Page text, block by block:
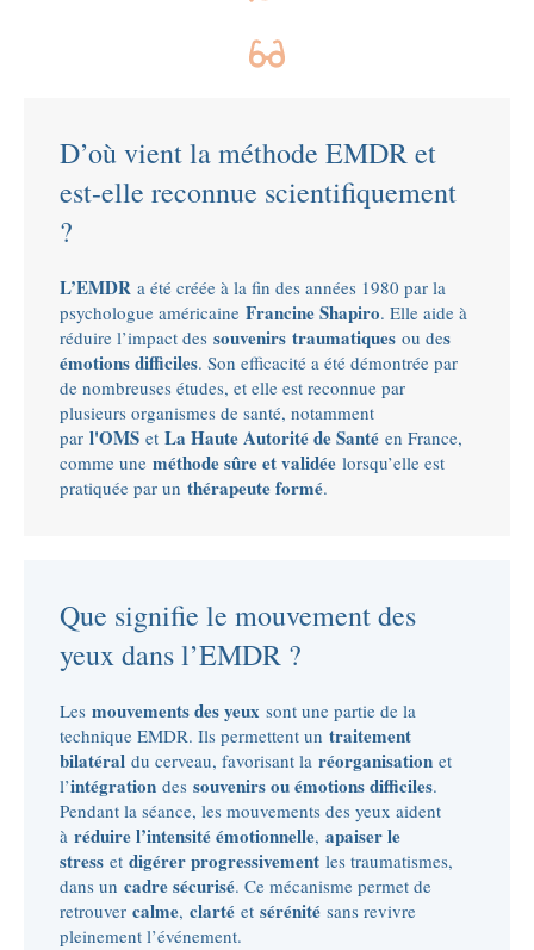
D’où vient la méthode EMDR et
est-elle reconnue scientifiquement
?
L’EMDR a été créée à la fin des années 1980 par la
psychologue américaine Francine Shapiro. Elle aide à
réduire l’impact des souvenirs traumatiques ou des
émotions difficiles. Son efficacité a été démontrée par
de nombreuses études, et elle est reconnue par
plusieurs organismes de santé, notamment
par l'OMS et La Haute Autorité de Santé en France,
comme une méthode sûre et validée lorsqu’elle est
pratiquée par un thérapeute formé.
Que signifie le mouvement des
yeux dans l’EMDR ?
Les mouvements des yeux sont une partie de la
technique EMDR. Ils permettent un traitement
bilatéral du cerveau, favorisant la réorganisation et
l’intégration des souvenirs ou émotions difficiles.
Pendant la séance, les mouvements des yeux aident
à réduire l’intensité émotionnelle, apaiser le
stress et digérer progressivement les traumatismes,
dans un cadre sécurisé. Ce mécanisme permet de
retrouver calme, clarté et sérénité sans revivre
pleinement l’événement.